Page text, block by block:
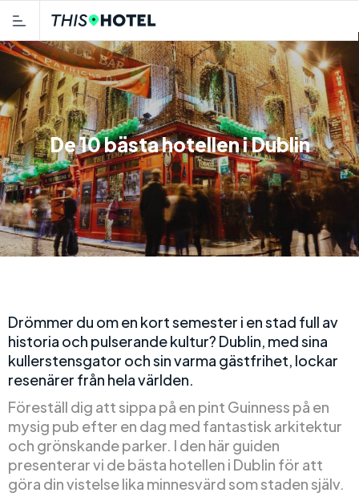
De 10 bästa hotellen i Dublin
Drömmer du om en kort semester i en stad full av
historia och pulserande kultur? Dublin, med sina
kullerstensgator och sin varma gästfrihet, lockar
resenärer från hela världen.
Föreställ dig att sippa på en pint Guinness på en
mysig pub efter en dag med fantastisk arkitektur
och grönskande parker. I den här guiden
presenterar vi de bästa hotellen i Dublin för att
göra din vistelse lika minnesvärd som staden själv.